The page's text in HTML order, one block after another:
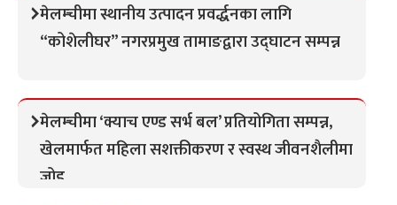
मेलम्चीमा स्थानीय उत्पादन प्रवर्द्धनका लागि
“कोशेलीघर” नगरप्रमुख तामाङद्वारा उद्घाटन सम्पन्न
मेलम्चीमा ‘क्याच एण्ड सर्भ बल’ प्रतियोगिता सम्पन्न,
खेलमार्फत महिला सशक्तीकरण र स्वस्थ जीवनशैलीमा
जोड